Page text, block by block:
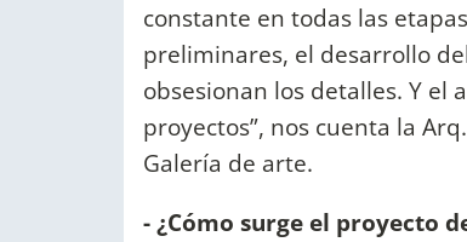
constante en todas las
preliminares, el desarrollo
obsesionan los detalles. Y
proyectos”, nos cuenta la
Galería de arte.
- ¿Cómo surge el proyecto